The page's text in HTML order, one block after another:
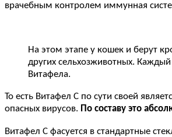
врачебным контролем иммунная
На этом этапе у кошек и берут
других сельхозживотных.
Витафела.
То есть Витафел С по сути своей
опасных вирусов. По составу это
Витафел С фасуется в стандартные